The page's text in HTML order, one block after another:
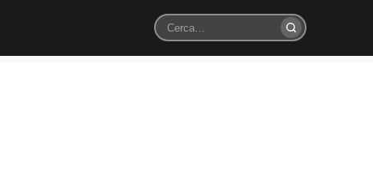
Cerca